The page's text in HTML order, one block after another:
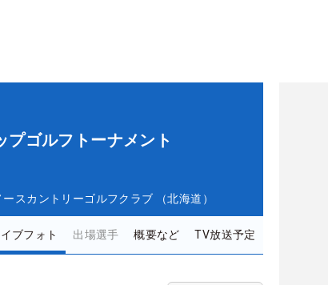
プゴルフトーナメント
スカントリーゴルフクラブ （北海道）
ブフォト 出場選手 概要など TV放送予定